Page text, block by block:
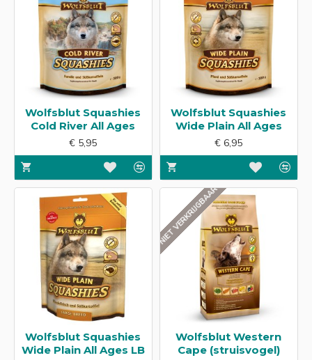
Wolfsblut Squashies
Cold River All Ages
€ 5,95
Wolfsblut Squashies
Wide Plain All Ages
€ 6,95
Wolfsblut Squashies
Wide Plain All Ages LB
NIET VERKRIJGBAAR
Wolfsblut Western
Cape (struisvogel)